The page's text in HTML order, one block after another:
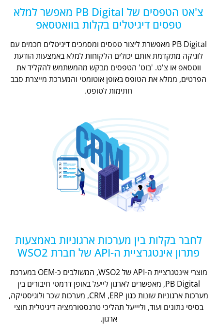
צ'אט הטפסים של PB Digital מאפשר למלא
טפסים דיגיטלים בקלות בוואטסאפ
PB Digital מאפשרת ליצור טפסים ומסמכים דיגיטלים חכמים עם
לוגיקה מתקדמת אותם יכולים הלקוחות למלא באמצעות הודעת
ווטסאפ או צ'ט. 'בוט' הטפסים מבקש מהמשתמש להקליד את
הפרטים, ממלא את הטופס באופן אוטומטי והמערכת מייצרת סבב
חתימות לטופס.
לחבר בקלות בין מערכות ארגוניות באמצעות
פתרון אינטגרציית ה-API של חברת WSO2
מוצרי אינטגרציית ה-API של WSO2, המשולבים כ-OEM במערכת
PB Digital, מאפשרים לארגון לייעל באופן דרמטי חיבורים בין
מערכות ארגוניות שונות כגון CRM ,ERP, מערכות שכר ולוגיסטיקה,
בסיסי נתונים ועוד, וליייעל תהליכי טרנספורמציה דיגיטלית חוצי
ארגון.